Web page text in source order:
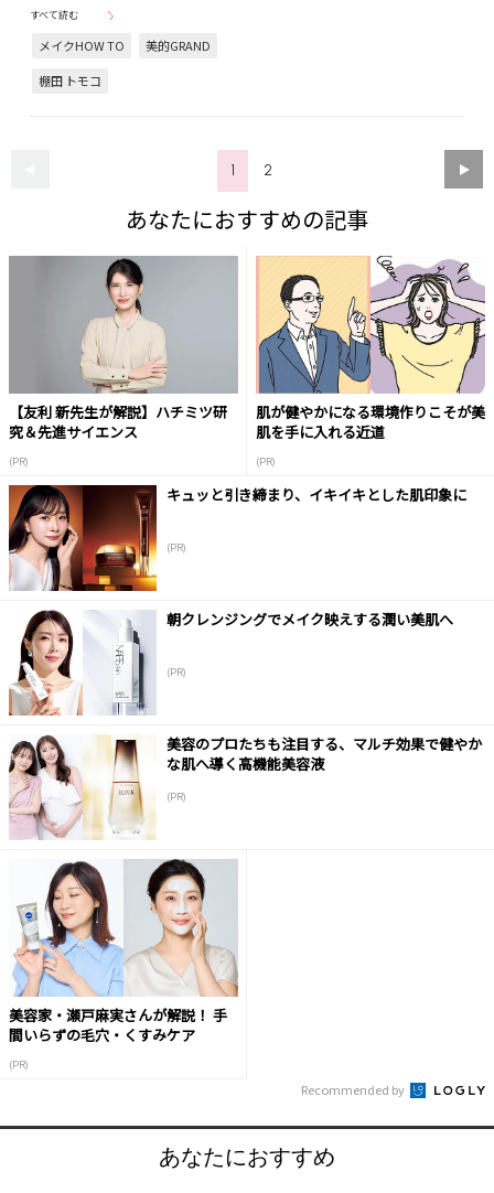
すべて読む
メイクHOW TO
美的GRAND
棚田 トモコ
1 2
あなたにおすすめの記事
【友利 新先生が解説】ハチミツ研
究＆先進サイエンス
(PR)
肌が健やかになる環境作りこそが美
肌を手に入れる近道
(PR)
キュッと引き締まり、イキイキとした肌印象に
(PR)
朝クレンジングでメイク映えする潤い美肌へ
(PR)
美容のプロたちも注目する、マルチ効果で健やか
な肌へ導く高機能美容液
(PR)
美容家・瀬戸麻実さんが解説！ 手
間いらずの毛穴・くすみケア
(PR)
Recommended by
あなたにおすすめ